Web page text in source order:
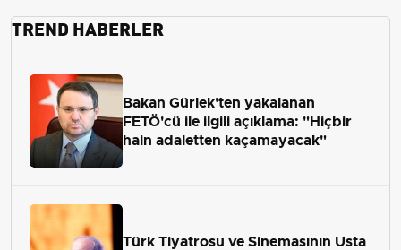
TREND HABERLER
Bakan Gürlek'ten yakalanan
FETÖ'cü ile ilgili açıklama: "Hiçbir
hain adaletten kaçamayacak"
Türk Tiyatrosu ve Sinemasının Usta